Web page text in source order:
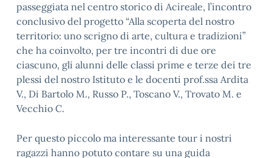
passeggiata nel centro storico di Acireale, l’incontro
conclusivo del progetto “Alla scoperta del nostro
territorio: uno scrigno di arte, cultura e tradizioni”
che ha coinvolto, per tre incontri di due ore
ciascuno, gli alunni delle classi prime e terze dei tre
plessi del nostro Istituto e le docenti prof.ssa Ardita
V., Di Bartolo M., Russo P., Toscano V., Trovato M. e
Vecchio C.
Per questo piccolo ma interessante tour i nostri
ragazzi hanno potuto contare su una guida